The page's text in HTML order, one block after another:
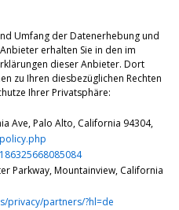
Umfang der Datenerhebung und
erhalten Sie in den im
dieser Anbieter. Dort
zu Ihren diesbezüglichen Rechten
Ihrer Privatsphäre:
Ave, Palo Alto, California 94304,
Parkway, Mountainview, California
privacy/partners/?hl=de